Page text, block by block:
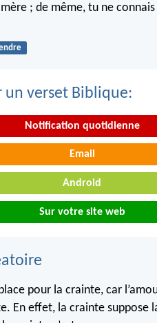
; de même, tu ne
un verset Biblique:
Notification quotidienne
Email
Android
Sur votre site web
pour la crainte, car
En effet, la crainte suppose